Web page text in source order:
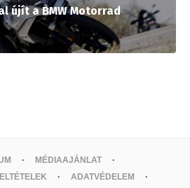
újít a BMW Motorrad
MÉDIAAJÁNLAT
ADATVÉDELEM